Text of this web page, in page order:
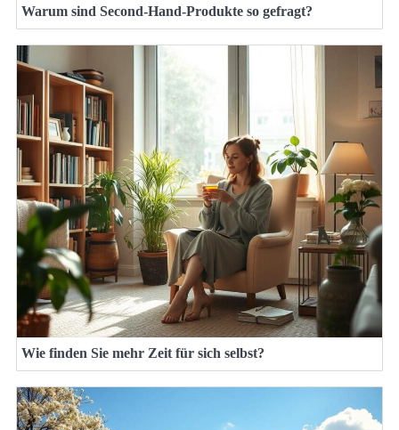
Warum sind Second-Hand-Produkte so gefragt?
Wie finden Sie mehr Zeit für sich selbst?